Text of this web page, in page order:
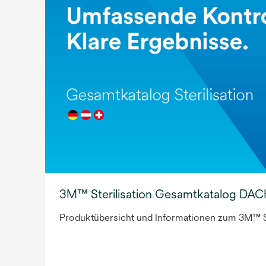
3M™ Sterilisation Gesamtkatalog
Produktübersicht und Informationen zum 3M™